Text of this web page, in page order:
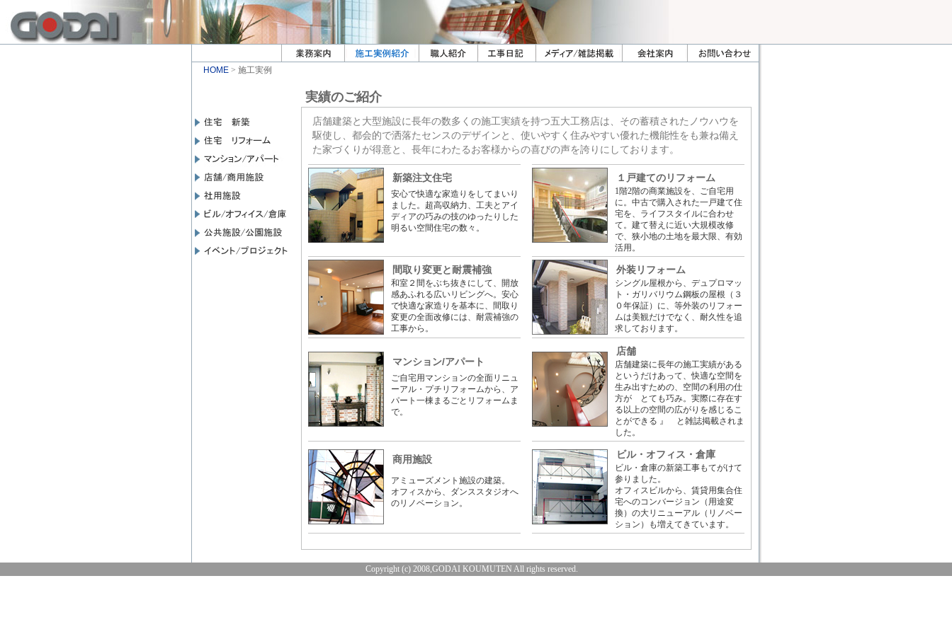
HOME> 施工実例
実績のご紹介
店舗建築と大型施設に長年の数多くの施工実績を持つ五大工務店は、その蓄積されたノウハウを
駆使し、都会的で洒落たセンスのデザインと、使いやすく住みやすい優れた機能性をも兼ね備え
た家づくりが得意と、長年にわたるお客様からの喜びの声を誇りにしております。
新築注文住宅
安心で快適な家造りをしてまいり
ました。超高収納力、工夫とアイ
ディアの巧みの技のゆったりした
明るい空間住宅の数々。
１戸建てのリフォーム
1階2階の商業施設を、ご自宅用
に。中古で購入された一戸建て住
宅を、ライフスタイルに合わせ
て。建て替えに近い大規模改修
で、狭小地の土地を最大限、有効
活用。
間取り変更と耐震補強
和室２間をぶち抜きにして、開放
感あふれる広いリビングへ。安心
で快適な家造りを基本に、間取り
変更の全面改修には、耐震補強の
工事から。
外装リフォーム
シングル屋根から、デュプロマッ
ト・ガリバリウム鋼板の屋根（３
０年保証）に、等外装のリフォー
ムは美観だけでなく、耐久性を追
求しております。
マンション/アパート
ご自宅用マンションの全面リニュ
ーアル・プチリフォームから、ア
パート一棟まるごとリフォームま
で。
店舗
店舗建築に長年の施工実績がある
というだけあって、快適な空間を
生み出すための、空間の利用の仕
方が とても巧み。実際に存在す
る以上の空間の広がりを感じるこ
とができる 』 と雑誌掲載されま
した。
商用施設
アミューズメント施設の建築。
オフィスから、ダンススタジオへ
のリノベーション。
ビル・オフィス・倉庫
ビル・倉庫の新築工事もてがけて
参りました。
オフィスビルから、賃貸用集合住
宅へのコンバージョン（用途変
換）の大リニューアル（リノベー
ション）も増えてきています。
Copyright (c) 2008,GODAI KOUMUTEN All rights reserved.